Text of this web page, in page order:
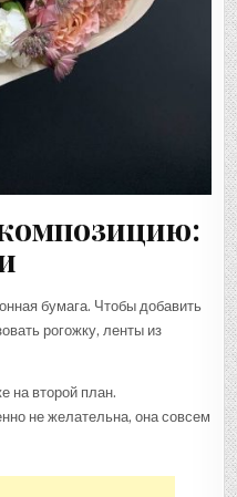
бумага. Чтобы добавить
рогожку, ленты из
на второй план.
не желательна, она совсем